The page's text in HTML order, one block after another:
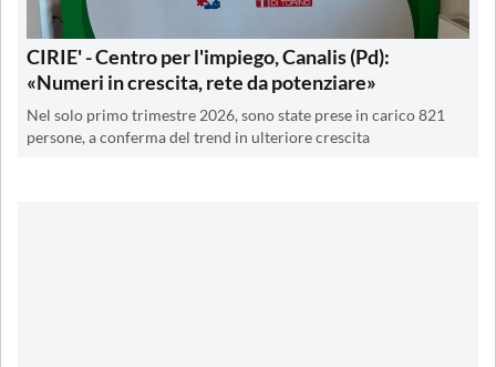
CIRIE' - Centro per l'impiego, Canalis (Pd):
«Numeri in crescita, rete da potenziare»
Nel solo primo trimestre 2026, sono state prese in carico 821
persone, a conferma del trend in ulteriore crescita